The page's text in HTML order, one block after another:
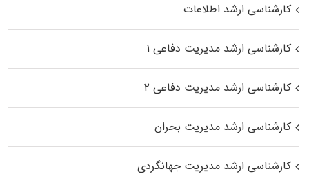
کارشناسی ارشد اطلاعات
کارشناسی ارشد مدیریت دفاعی ۱
کارشناسی ارشد مدیریت دفاعی ۲
کارشناسی ارشد مدیریت بحران
کارشناسی ارشد مدیریت جهانگردی